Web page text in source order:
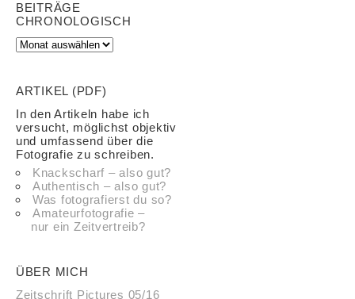
BEITRÄGE
CHRONOLOGISCH
ARTIKEL (PDF)
In den Artikeln habe ich
versucht, möglichst objektiv
und umfassend über die
Fotografie zu schreiben.
Knackscharf – also gut?
Authentisch – also gut?
Was fotografierst du so?
Amateurfotografie –
nur ein Zeitvertreib?
ÜBER MICH
Zeitschrift Pictures 05/16